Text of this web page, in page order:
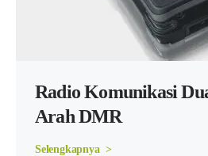
Radio Komunikasi
Arah DMR
Selengkapnya  >